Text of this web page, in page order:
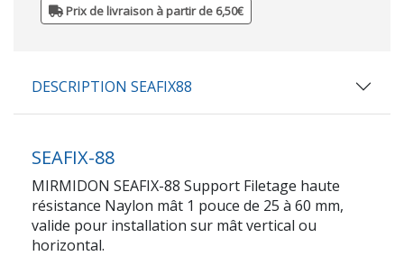
Prix de livraison à partir de 6,50€
DESCRIPTION SEAFIX88
SEAFIX-88
MIRMIDON SEAFIX-88 Support Filetage haute
résistance Naylon mât 1 pouce de 25 à 60 mm,
valide pour installation sur mât vertical ou
horizontal.